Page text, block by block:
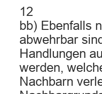
12
bb) Ebenfalls
abwehrbar
Handlungen
werden,
Nachbarn